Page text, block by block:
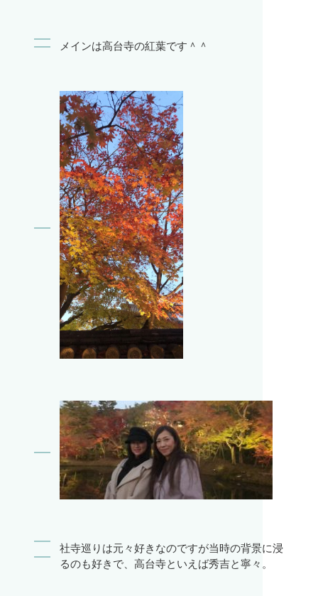
メインは高台寺の紅葉です＾＾
社寺巡りは元々好きなのですが当時の背景に浸
るのも好きで、高台寺といえば秀吉と寧々。